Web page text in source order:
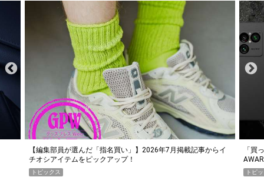
「買って損なし」の極上スマホ5選【GoodsPress 2026上半期
AWARD】
トピックス
薄着
PR